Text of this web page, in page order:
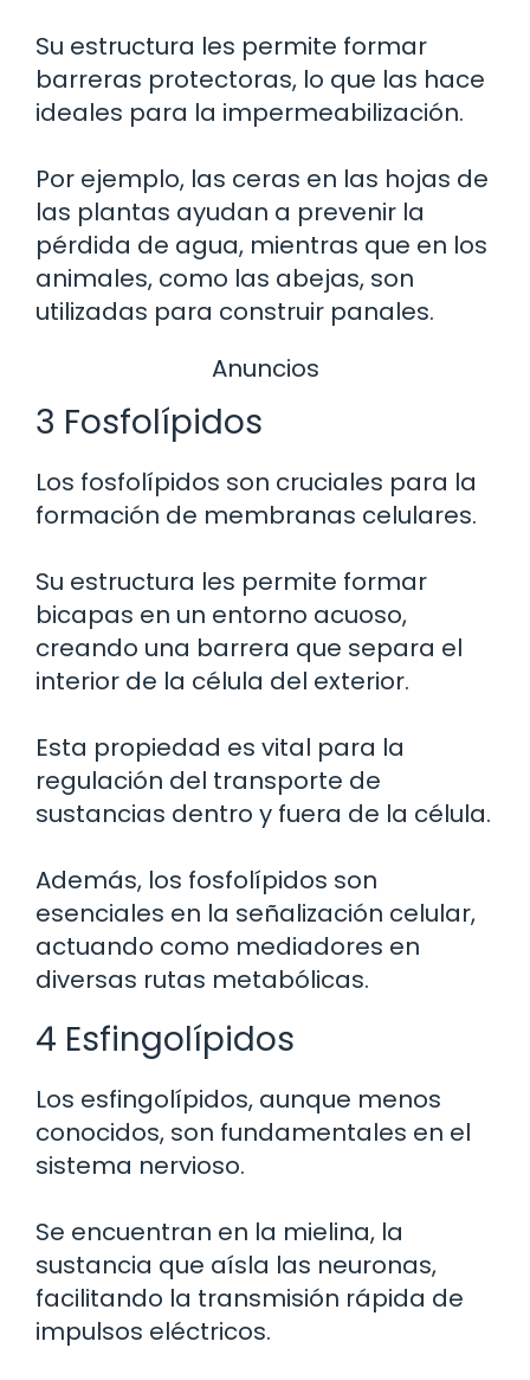
Su estructura les permite formar
barreras protectoras, lo que las hace
ideales para la impermeabilización.
Por ejemplo, las ceras en las hojas de
las plantas ayudan a prevenir la
pérdida de agua, mientras que en los
animales, como las abejas, son
utilizadas para construir panales.
Anuncios
3 Fosfolípidos
Los fosfolípidos son cruciales para la
formación de membranas celulares.
Su estructura les permite formar
bicapas en un entorno acuoso,
creando una barrera que separa el
interior de la célula del exterior.
Esta propiedad es vital para la
regulación del transporte de
sustancias dentro y fuera de la célula.
Además, los fosfolípidos son
esenciales en la señalización celular,
actuando como mediadores en
diversas rutas metabólicas.
4 Esfingolípidos
Los esfingolípidos, aunque menos
conocidos, son fundamentales en el
sistema nervioso.
Se encuentran en la mielina, la
sustancia que aísla las neuronas,
facilitando la transmisión rápida de
impulsos eléctricos.